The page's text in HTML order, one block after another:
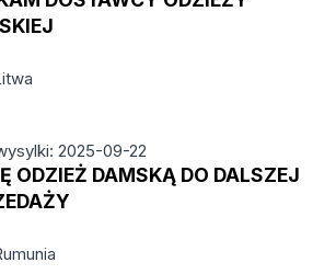
2025-09-22
ODZIEŻ DAMSKĄ DO DALSZEJ